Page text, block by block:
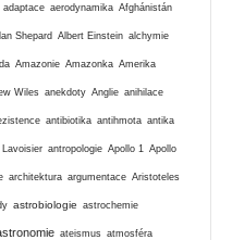
adaptace aerodynamika Afghánistán
Shepard Albert Einstein alchymie
Amazonie Amazonka Amerika
Wiles anekdoty Anglie anihilace
antibiotika antihmota antika
Lavoisier antropologie Apollo 1 Apollo
architektura argumentace Aristoteles
astrobiologie astrochemie
ateismus atmosféra